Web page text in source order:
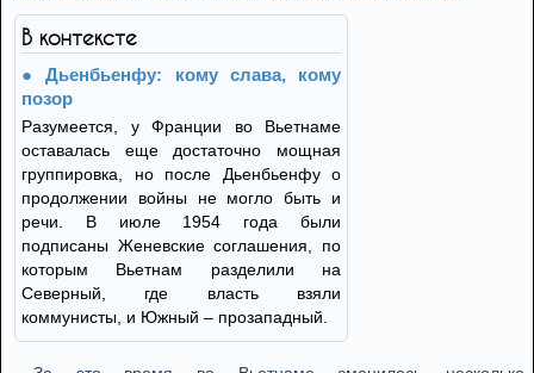
В контексте
Дьенбьенфу: кому слава, кому
позор
Разумеется, у Франции во Вьетнаме
оставалась еще достаточно мощная
группировка, но после Дьенбьенфу о
продолжении войны не могло быть и
речи. В июле 1954 года были
подписаны Женевские соглашения, по
которым Вьетнам разделили на
Северный, где власть взяли
коммунисты, и Южный – прозападный.